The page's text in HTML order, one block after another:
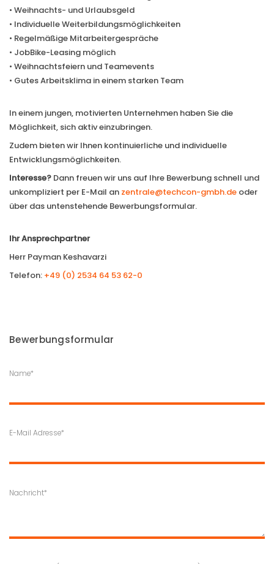
• Weihnachts- und Urlaubsgeld
• Individuelle Weiterbildungsmöglichkeiten
• Regelmäßige Mitarbeitergespräche
• JobBike-Leasing möglich
• Weihnachtsfeiern und Teamevents
• Gutes Arbeitsklima in einem starken Team
In einem jungen, motivierten Unternehmen haben Sie die
Möglichkeit, sich aktiv einzubringen.
Zudem bieten wir Ihnen kontinuierliche und individuelle
Entwicklungsmöglichkeiten.
Interesse? Dann freuen wir uns auf Ihre Bewerbung schnell und
unkompliziert per E-Mail an zentrale@techcon-gmbh.de oder
über das untenstehende Bewerbungsformular.
Ihr Ansprechpartner
Herr Payman Keshavarzi
Telefon: +49 (0) 2534 64 53 62-0
Bewerbungsformular
Name*
E-Mail Adresse*
Nachricht*
Leistungen
Presse